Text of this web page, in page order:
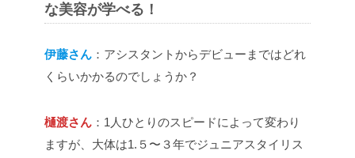
な美容が学べる！
伊藤さん ：アシスタントからデビューまではどれ
くらいかかるのでしょうか？
樋渡さん ：1人ひとりのスピードによって変わり
ますが、大体は1.５〜３年でジュニアスタイリス